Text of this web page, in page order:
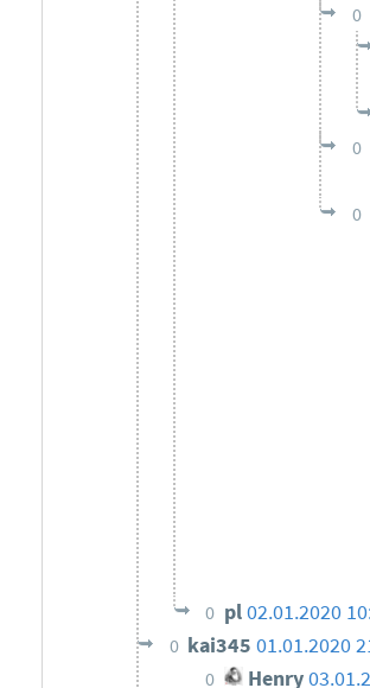
0
0
0
0 pl02.01.2020
0 kai34501.01.2020
0 Henry